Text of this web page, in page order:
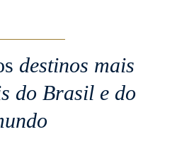
destinos mais
do Brasil e do